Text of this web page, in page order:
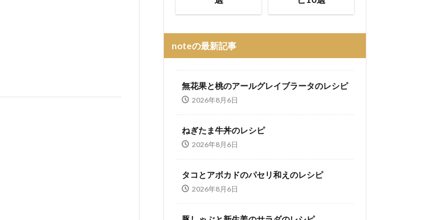
noteの最新記事
無花果と桃のアールグレイブラータのレシピ
2026年8月6日
ねぎたま牛丼のレシピ
2026年8月6日
タコとアボカドのパセリ和えのレシピ
2026年8月6日